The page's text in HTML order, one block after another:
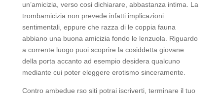
un’amicizia, verso cosi dichiarare, abbastanza intima. La
trombamicizia non prevede infatti implicazioni
sentimentali, eppure che razza di le coppia fauna
abbiano una buona amicizia fondo le lenzuola. Riguardo
a corrente luogo puoi scoprire la cosiddetta giovane
della porta accanto ad esempio desidera qualcuno
mediante cui poter eleggere erotismo sinceramente.
Contro ambedue rso siti potrai iscriverti, terminare il tuo